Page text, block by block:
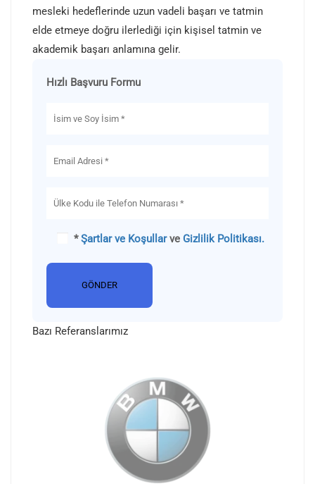
mesleki hedeflerinde uzun vadeli başarı ve tatmin
elde etmeye doğru ilerlediği için kişisel tatmin ve
akademik başarı anlamına gelir.
Hızlı Başvuru Formu
*Şartlar ve Koşullarve Gizlilik Politikası.
Bazı Referanslarımız